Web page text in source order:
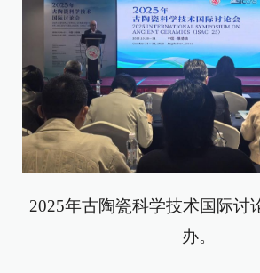
2025年古陶瓷科学技术国际讨
办。